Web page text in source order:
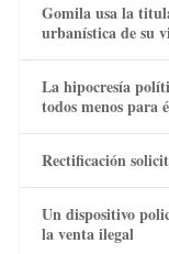
Gomila usa la
urbanística de su
La hipocresía
todos menos para
Rectificación
Un dispositivo
la venta ilegal